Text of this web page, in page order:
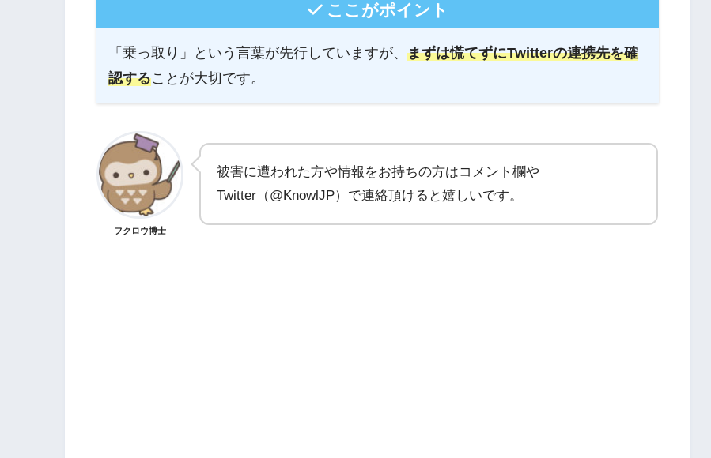
ここがポイント
「乗っ取り」という言葉が先行していますが、 まずは慌てずにTwitterの連携先を確
認することが大切です。
フクロウ博士
被害に遭われた方や情報をお持ちの方はコメント欄や
Twitter（@KnowlJP）で連絡頂けると嬉しいです。